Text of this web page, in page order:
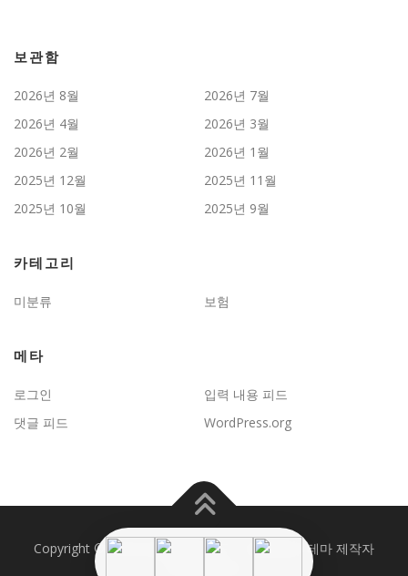
보관함
2026년 8월
2026년 7월
2026년 4월
2026년 3월
2026년 2월
2026년 1월
2025년 12월
2025년 11월
2025년 10월
2025년 9월
카테고리
미분류 보험
메타
로그인
입력 내용 피드
댓글 피드
WordPress.org
Copyright © 2026 JD보험문제연구 OnePress
테마 제작자